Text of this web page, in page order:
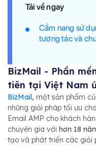
Tải về ngay
Cẩm nang sử
tương tác và
BizMail - Phần
tiên tại Việt Nam
BizMail, một sản phẩm
những giải pháp tối ưu
Email AMP cho khách
chuyên gia với hơn 18
tạo và phát triển các giải